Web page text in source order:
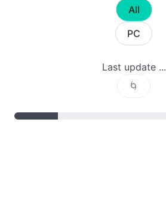
All
PC
Last update ...
🌀